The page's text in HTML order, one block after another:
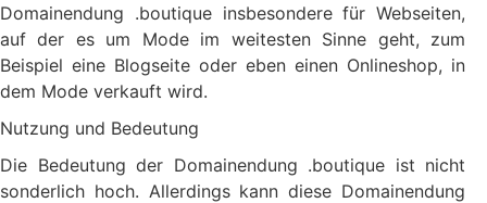
Domainendung .boutique insbesondere für Webseiten,
auf der es um Mode im weitesten Sinne geht, zum
Beispiel eine Blogseite oder eben einen Onlineshop, in
dem Mode verkauft wird.
Nutzung und Bedeutung
Die Bedeutung der Domainendung .boutique ist nicht
sonderlich hoch. Allerdings kann diese Domainendung